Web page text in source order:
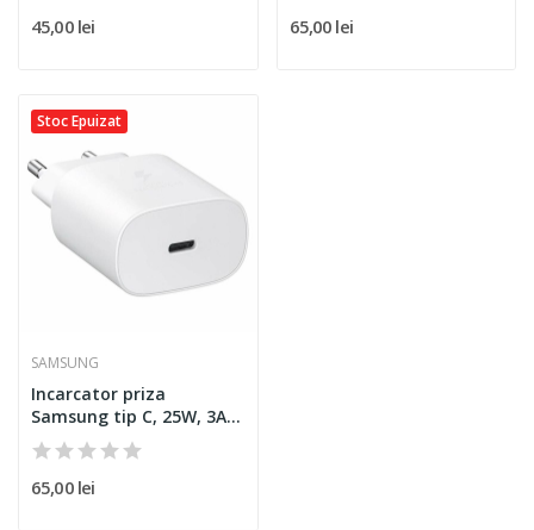
45,00 lei 65,00 lei
Stoc Epuizat
SAMSUNG
Incarcator priza
Samsung tip C, 25W, 3A,
bulk,...
65,00 lei